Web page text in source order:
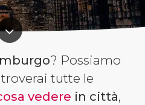
? Possiamo
tutte le
vedere in città,